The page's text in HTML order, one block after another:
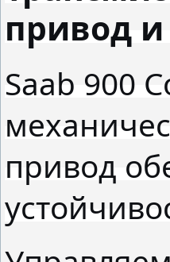
привод
Saab 900
привод